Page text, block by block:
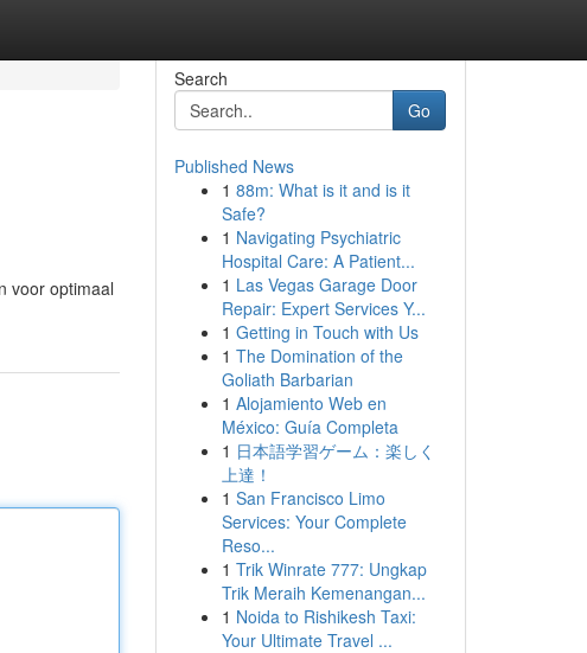
voor optimaal
Search
Go
Published News
1 88m: What is it and is it
Safe?
1 Navigating Psychiatric
Hospital Care: A Patient...
1 Las Vegas Garage Door
Repair: Expert Services Y...
1 Getting in Touch with Us
1 The Domination of the
Goliath Barbarian
1 Alojamiento Web en
México: Guía Completa
1 日本語学習ゲーム：楽しく
上達！
1 San Francisco Limo
Services: Your Complete
Reso...
1 Trik Winrate 777: Ungkap
Trik Meraih Kemenangan...
1 Noida to Rishikesh Taxi:
Your Ultimate Travel ...